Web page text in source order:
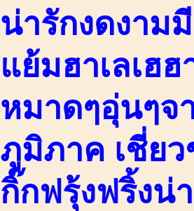
น่ารักงดงาม
แย้มฮาเลเฮ
หมาดๆอุ่นๆจ
ภูมิภาค เชี่ย
กิ๊กฟรุ้งฟริ้งน่